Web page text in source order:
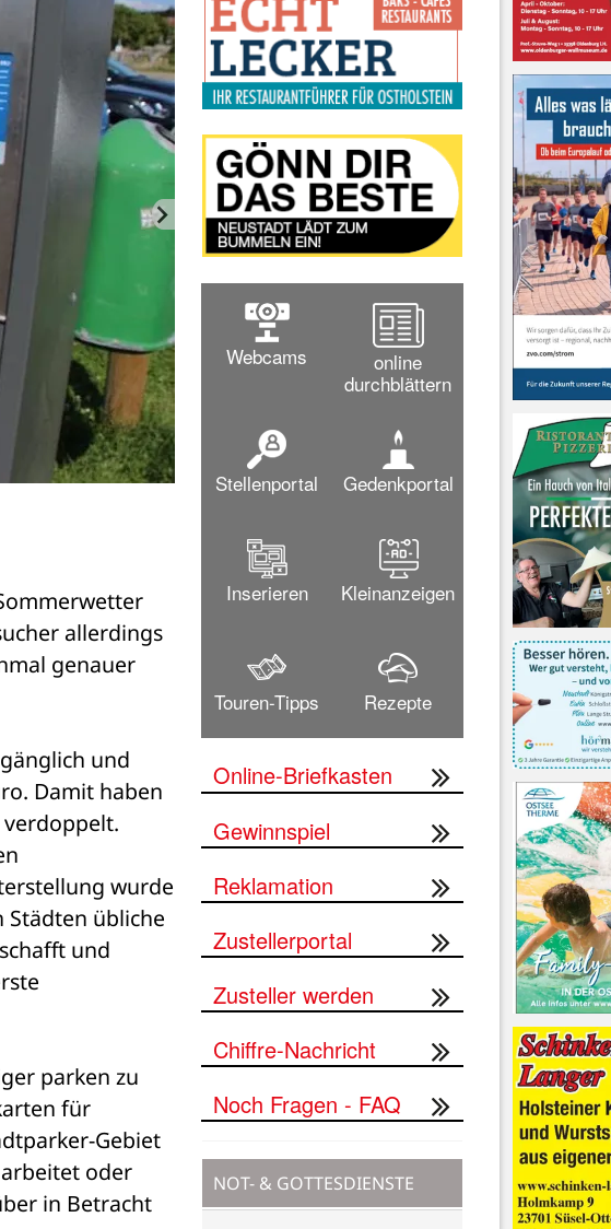
Proppevoll und kein einziges einheimisches Kennzeichen.
und parken ihre Autos während ihres gesamten
die Parkdauer
allerdings
genauer
und
Damit haben
wurde
übliche
und
parken zu
für
Gebiet
oder
in Betracht
Webcams
online
durchblättern
Stellenportal Gedenkportal
Inserieren Kleinanzeigen
Touren-Tipps Rezepte
Online-Briefkasten
Gewinnspiel
Reklamation
Zustellerportal
Zusteller werden
Chiffre-Nachricht
Noch Fragen - FAQ
NOT- & GOTTESDIENSTE